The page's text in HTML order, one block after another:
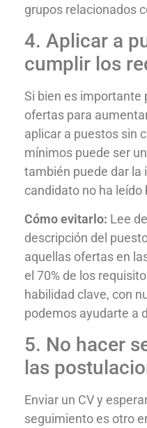
grupos relacionados
4. Aplicar a
cumplir los
Si bien es importante
ofertas para
aplicar a puestos sin
mínimos puede ser
también puede dar la
candidato no ha
Cómo evitarlo: Lee
descripción del
aquellas ofertas en
el 70% de los
habilidad clave, con
podemos ayudarte a
5. No hacer
las
Enviar un CV y
seguimiento es otro